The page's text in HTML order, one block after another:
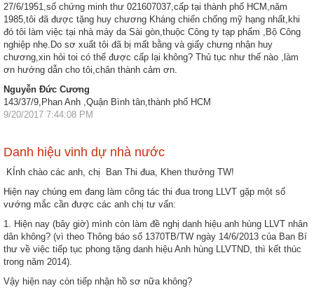
27/6/1951,số chứng minh thư 021607037,cấp tại thành phố HCM,năm
1985,tôi đã được tặng huy chương Kháng chiến chống mỹ hạng nhất,khi
đó tôi làm việc tại nhà máy da Sài gòn,thuộc Công ty tạp phẩm ,Bộ Công
nghiệp nhẹ.Do sơ xuất tôi đã bị mất bằng và giấy chưng nhận huy
chương,xin hỏi toi có thể được cấp lại không? Thủ tục như thế nào ,làm
ơn hướng dẫn cho tôi,chân thành cảm ơn.
Nguyễn Đức Cương
143/37/9,Phan Anh ,Quận Bình tân,thành phố HCM
9/20/2017 7:44:08 PM
Danh hiệu vinh dự nhà nước
KÍnh chào các anh, chị Ban Thi đua, Khen thưởng TW!
Hiện nay chúng em đang làm công tác thi đua trong LLVT gặp một số
vướng mắc cần được các anh chị tư vấn:
1. Hiện nay (bây giờ) mình còn làm đề nghị danh hiệu anh hùng LLVT nhân
dân không? (vì theo Thông báo số 1370TB/TW ngày 14/6/2013 của Ban Bí
thư về việc tiếp tục phong tặng danh hiệu Anh hùng LLVTND, thì kết thúc
trong năm 2014).
Vậy hiện nay còn tiếp nhận hồ sơ nữa không?